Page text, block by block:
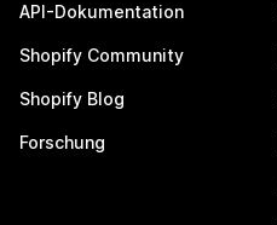
API-Dokumentation
Shopify Community
Shopify Blog
Forschung